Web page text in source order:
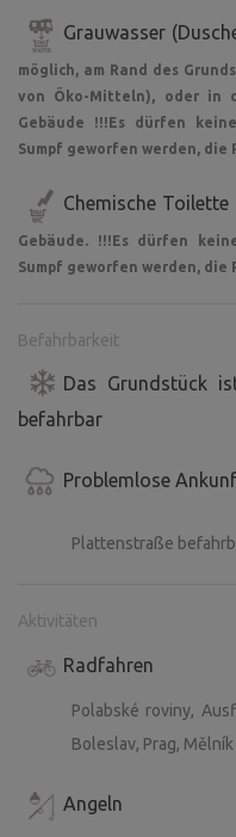
Grauwasser
möglich, am Rand des
von Öko-Mitteln), oder in
Gebäude !!!Es dürfen
Sumpf geworfen werden, die
Chemische Toilette
Gebäude. !!!Es dürfen
Sumpf geworfen werden, die
Befahrbarkeit
Das Grundstück
befahrbar
Problemlose
Plattenstraße
Aktivitäten
Radfahren
Polabské roviny,
Boleslav, Prag, Mělník
Angeln